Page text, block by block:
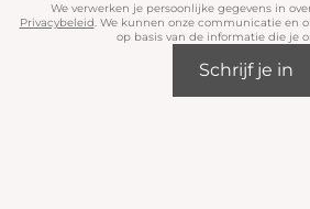
We verwerken je persoonlijke gegevens in
Privacybeleid. We kunnen onze communicatie en
op basis van de informatie die je
Schrijf je in